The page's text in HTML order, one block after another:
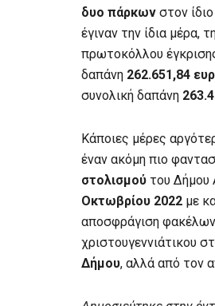
δυο πάρκων στον
έγιναν την ίδια μέρα,
πρωτοκόλλου
δαπάνη 262.651,84
συνολική δαπάνη
Κάποιες μέρες
έναν ακόμη πιο
στολισμού του Δήμου
Οκτωβρίου 2022 με
αποσφράγιση
χριστουγεννιάτικου
Δήμου, αλλά από τον